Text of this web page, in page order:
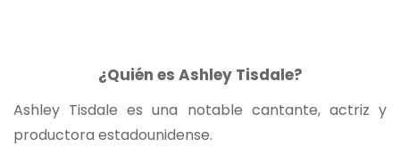
¿Quién es Ashley Tisdale?
Ashley Tisdale es una notable cantante, actriz y
productora estadounidense.